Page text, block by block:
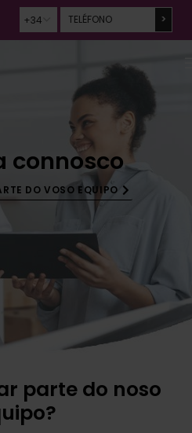
connosco
DO VOSO EQUIPO
parte do noso